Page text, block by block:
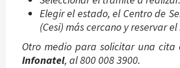
Elegir el estado, el Centro de
(Cesi) más cercano y reservar
Otro medio para solicitar una cita
Infonatel, al 800 008 3900.